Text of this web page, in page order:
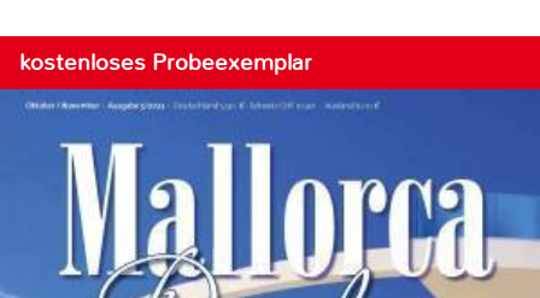
kostenloses Probeexemplar